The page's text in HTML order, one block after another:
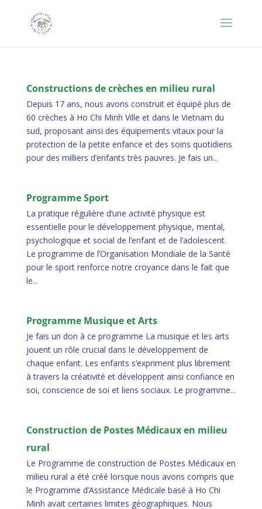
Constructions de crèches en milieu rural
Depuis 17 ans, nous avons construit et équipé plus de
60 crèches à Ho Chi Minh Ville et dans le Vietnam du
sud, proposant ainsi des équipements vitaux pour la
protection de la petite enfance et des soins quotidiens
pour des milliers d’enfants très pauvres. Je fais un...
Programme Sport
La pratique régulière d’une activité physique est
essentielle pour le développement physique, mental,
psychologique et social de l’enfant et de l’adolescent.
Le programme de l’Organisation Mondiale de la Santé
pour le sport renforce notre croyance dans le fait que
le...
Programme Musique et Arts
Je fais un don à ce programme La musique et les arts
jouent un rôle crucial dans le développement de
chaque enfant. Les enfants s’expriment plus librement
à travers la créativité et développent ainsi confiance en
soi, conscience de soi et liens sociaux. Le programme...
Construction de Postes Médicaux en milieu
rural
Le Programme de construction de Postes Médicaux en
milieu rural a été créé lorsque nous avons compris que
le Programme d’Assistance Médicale basé à Ho Chi
Minh avait certaines limites géographiques. Nous